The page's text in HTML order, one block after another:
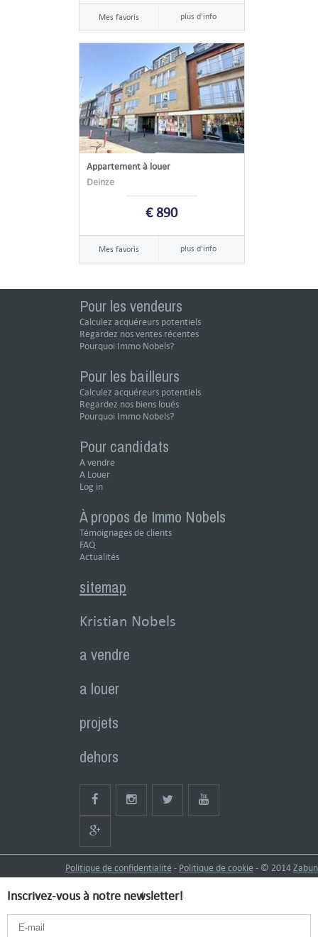
Mes favoris plus d'info
Appartement à louer
Deinze
€ 890
Mes favoris plus d'info
Pour les vendeurs
Calculez acquéreurs potentiels
Regardez nos ventes récentes
Pourquoi Immo Nobels?
Pour les bailleurs
Calculez acquéreurs potentiels
Regardez nos biens loués
Pourquoi Immo Nobels?
Pour candidats
A vendre
A Louer
Log in
À propos de Immo Nobels
Témoignages de clients
FAQ
Actualités
sitemap
Kristian Nobels
a vendre
a louer
projets
dehors
Politique de confidentialité- Politique de cookie- © 2014Zabun
Inscrivez-vous à notre newsletter!